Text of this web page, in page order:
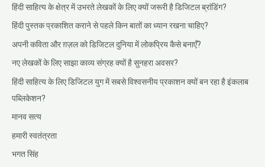
हिंदी साहित्य के क्षेत्र में उभरते लेखकों के लिए क्यों जरूरी है डिजिटल ब्रांडिंग?
हिंदी पुस्तक प्रकाशित कराने से पहले किन बातों का ध्यान रखना चाहिए?
अपनी कविता और ग़ज़ल को डिजिटल दुनिया में लोकप्रिय कैसे बनाएँ?
नए लेखकों के लिए साझा काव्य संग्रह क्यों है सुनहरा अवसर?
हिंदी साहित्य के लिए डिजिटल युग में सबसे विश्वसनीय प्रकाशन क्यों बन रहा है इंकलाब
पब्लिकेशन?
मानव सत्य
हमारी स्वतंत्रता
भगत सिंह